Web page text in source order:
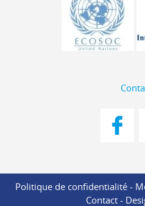
Politique de confidentialité -
Contact-